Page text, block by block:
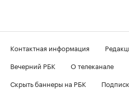
Контактная информация
Вечерний РБК
О телеканале
Скрыть баннеры на РБК